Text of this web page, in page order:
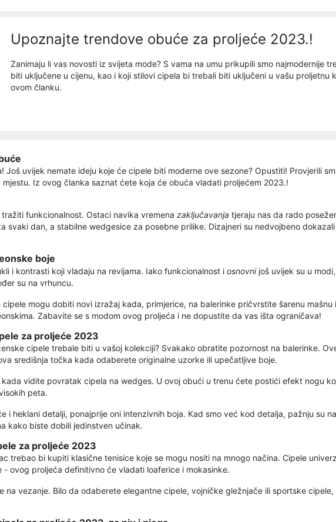
Upoznajte trendove obuće za proljeće 2023.!
Zanimaju li vas novosti iz svijeta mode? S vama na umu prikupili smo najmodernije
biti uključene u cijenu, kao i koji stilovi cipela bi trebali biti uključeni u vašu
ovom članku.
Još uvijek nemate ideju koje će cipele biti moderne ove sezone? Opustiti! Provjerili
Iz ovog članka saznat ćete koja će obuća vladati proljećem 2023.!
funkcionalnost. Ostaci navika vremena zaključavanja tjeraju nas da rado
svaki dan, a stabilne wedgesice za posebne prilike. Dizajneri su nedvojbeno
boje
i kontrasti koji vladaju na revijama. Iako funkcionalnost i osnovnijoš uvijek su u
su na vrhuncu.
cipele mogu dobiti novi izražaj kada, primjerice, na balerinke pričvrstite šarenu
Zabavite se s modom ovog proljeća i ne dopustite da vas išta ograničava!
za proljeće 2023
cipele trebale biti u vašoj kolekciji? Svakako obratite pozornost na balerinke.
središnja točka kada odaberete originalne uzorke ili upečatljive boje.
vidite povratak cipela na wedges. U ovoj obući u trenu ćete postići efekt nogu
peta.
i heklani detalji, ponajprije oni intenzivnih boja. Kad smo već kod detalja, pažnju su
kako biste dobili jedinstven učinak.
za proljeće 2023
trebao bi kupiti klasične tenisice koje se mogu nositi na mnogo načina. Cipele
- ovog proljeća definitivno će vladati loaferice i mokasinke.
na vezanje. Bilo da odaberete elegantne cipele, vojničke gležnjače ili sportske